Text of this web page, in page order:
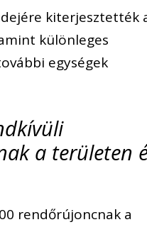
kiterjesztették
különleges
egységek
a területen
rendőrújoncnak a